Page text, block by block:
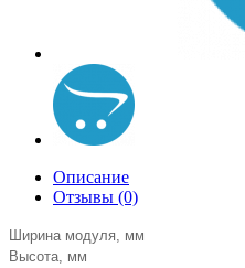
Описание
Отзывы (0)
Ширина модуля, мм
Высота, мм